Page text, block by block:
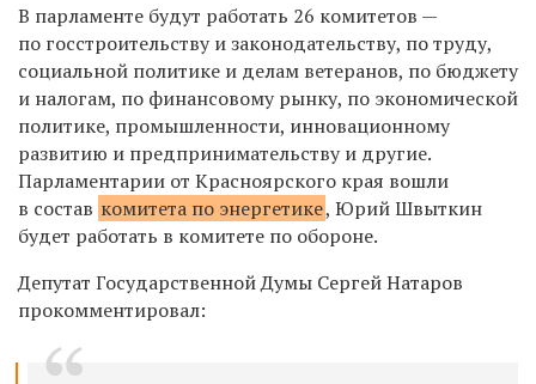
В парламенте будут работать 26 комитетов —
по госстроительству и законодательству, по труду,
социальной политике и делам ветеранов, по бюджету
и налогам, по финансовому рынку, по экономической
политике, промышленности, инновационному
развитию и предпринимательству и другие.
Парламентарии от Красноярского края вошли
в состав комитета по энергетике, Юрий Швыткин
будет работать в комитете по обороне.
Депутат Государственной Думы Сергей Натаров
прокомментировал: